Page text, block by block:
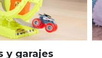
y garajes